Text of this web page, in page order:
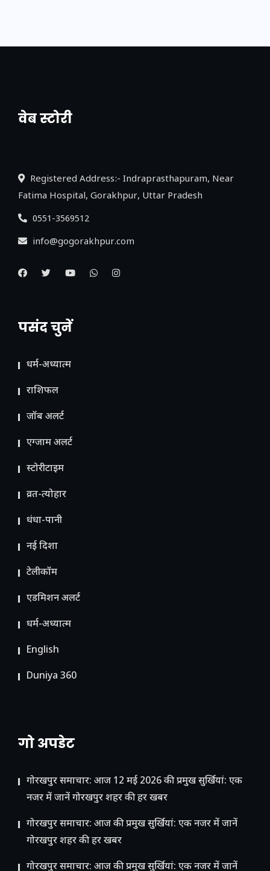
वेब स्टोरी
नया एक्सप्रेसवे: पूर्वांचल का लक, डेवलपमेंट का
Registered Address:- Indraprasthapuram, Near
Fatima Hospital, Gorakhpur, Uttar Pradesh
0551-3569512
info@gogorakhpur.com
पसंद चुनें
धर्म-अध्यात्म
राशिफल
जॉब अलर्ट
एग्जाम अलर्ट
स्टोरीटाइम
व्रत-त्योहार
धंधा-पानी
नई दिशा
टेलीकॉम
ए​डमिशन अलर्ट
धर्म-अध्यात्म
English
Duniya 360
गो अपडेट
गोरखपुर समाचार: आज 12 मई 2026 की प्रमुख सुर्खियां: एक
नजर में जानें गोरखपुर शहर की हर खबर
गोरखपुर समाचार: आज की प्रमुख सुर्खियां: एक नजर में जानें
गोरखपुर शहर की हर खबर
गोरखपुर समाचार: आज की प्रमुख सुर्खियां: एक नजर में जानें